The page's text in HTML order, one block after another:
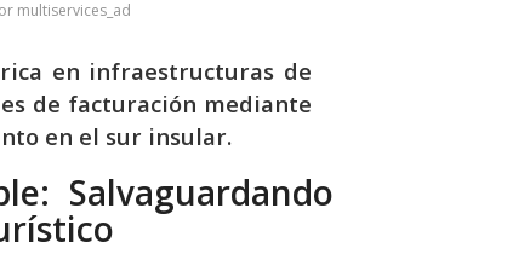
multiservices_ad
en infraestructuras de
de facturación mediante
en el sur insular.
Salvaguardando